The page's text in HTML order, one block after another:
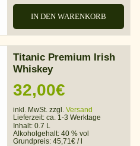
IN DEN WARENKORB
Titanic Premium Irish
Whiskey
32,00€
inkl. MwSt. zzgl. Versand
Lieferzeit: ca. 1-3 Werktage
Inhalt: 0.7 L
Alkoholgehalt: 40 % vol
Grundpreis: 45,71 € /l